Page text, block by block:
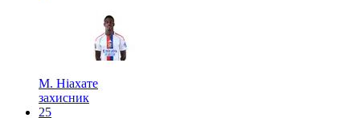
М. Ніахате
захисник
25